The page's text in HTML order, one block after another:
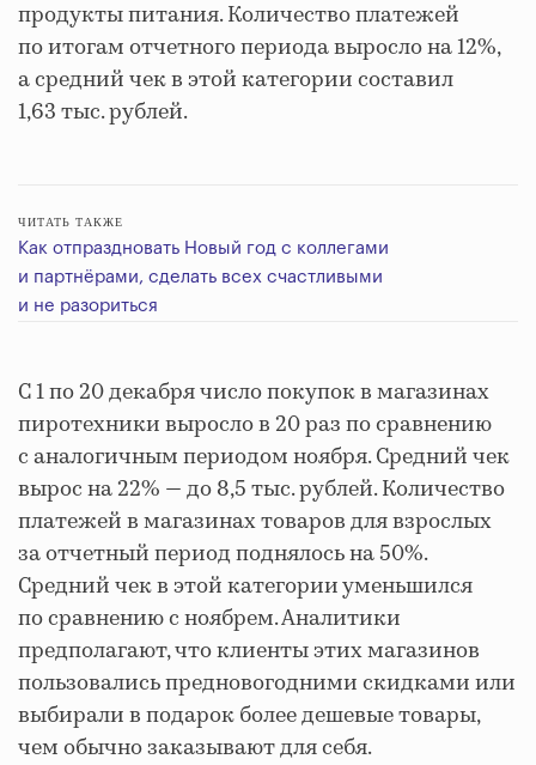
продукты питания. Количество платежей
по итогам отчетного периода выросло на 12%,
а средний чек в этой категории составил
1,63 тыс. рублей.
ЧИТАТЬ ТАКЖЕ
Как отпраздновать Новый год с коллегами
и партнёрами, сделать всех счастливыми
и не разориться
С 1 по 20 декабря число покупок в магазинах
пиротехники выросло в 20 раз по сравнению
с аналогичным периодом ноября. Средний чек
вырос на 22% — до 8,5 тыс. рублей. Количество
платежей в магазинах товаров для взрослых
за отчетный период поднялось на 50%.
Средний чек в этой категории уменьшился
по сравнению с ноябрем. Аналитики
предполагают, что клиенты этих магазинов
пользовались предновогодними скидками или
выбирали в подарок более дешевые товары,
чем обычно заказывают для себя.